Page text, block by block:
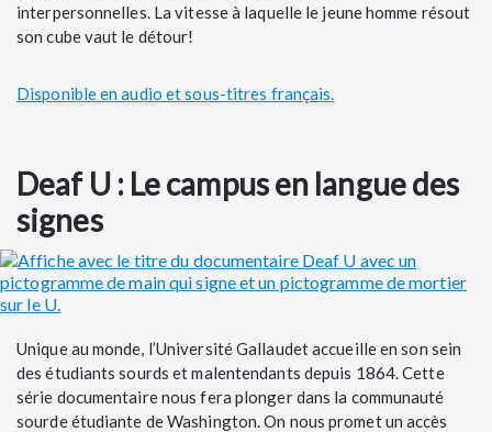
interpersonnelles. La vitesse à laquelle le jeune homme résout
son cube vaut le détour!
Disponible en audio et sous-titres français.
Deaf U : Le campus en langue des
signes
Unique au monde, l’Université Gallaudet accueille en son sein
des étudiants sourds et malentendants depuis 1864. Cette
série documentaire nous fera plonger dans la communauté
sourde étudiante de Washington. On nous promet un accès